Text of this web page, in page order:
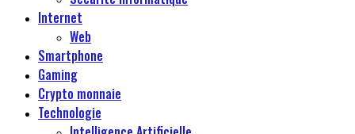
Internet
Web
Smartphone
Gaming
Crypto monnaie
Technologie